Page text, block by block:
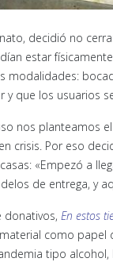
decidió no
estar
modalidades:
que los usuarios
nos planteamos
crisis. Por eso
«Empezó a
de entrega, y
donativos, En estos
como
tipo alcohol,